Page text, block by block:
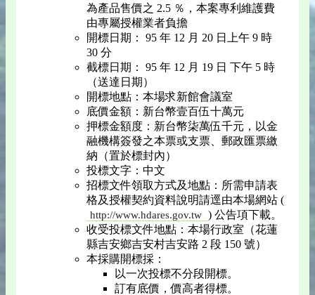
為產品售價之 2.5 ％，本案專利維護費
由專屬授權業者負擔
開標日期： 95 年 12 月 20 日上午 9 時
30 分
截標日期： 95 年 12 月 19 日 下午 5 時
（送達日期）
開標地點：本場求新館會議室
底價金額：新台幣壹百伍十萬元
押標金額度：新台幣柒萬伍千元，以金
融機構簽發之本票或支票、郵政匯票繳
納（置於標封內）
投標文字：中文
招標文件領取方式及地點：所需申請表
格及授權契約資料說明請逕由本場網站 (
http://www.hdares.gov.tw ) 公告項下載。
收受投標文件地點：本場行政室（花蓮
縣吉安鄉吉安村吉安路 2 段 150 號）
本採購開標採：
以一次投標不分段開標。
訂有底價，價高者得標。